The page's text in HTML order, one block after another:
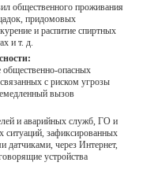
общественного проживания
придомовых
и распитие спиртных
и т. д.
общественно-опасных
с риском угрозы
вызов
и аварийных служб, ГО и
ситуаций, зафиксированных
датчиками, через Интернет,
устройства